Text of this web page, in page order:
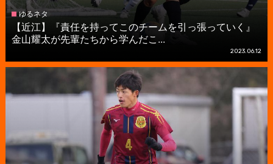
ゆるネタ
【近江】『責任を持ってこのチームを引っ張っていく』
金山耀太が先輩たちから学んだこ...
2023.06.12